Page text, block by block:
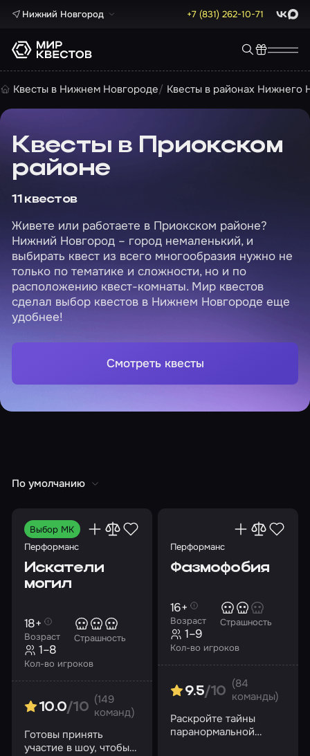
Нижний Новгород +7 (831) 262-10-71 Max
Квесты в Нижнем Новгороде Квесты в районах Нижнего
Квесты в Приокском
районе
11 квестов
Живете или работаете в Приокском районе?
Нижний Новгород – город немаленький, и
выбирать квест из всего многообразия нужно не
только по тематике и сложности, но и по
расположению квест-комнаты. Мир квестов
сделал выбор квестов в Нижнем Новгороде еще
удобнее!
Смотреть квесты
По умолчанию
Выбор МК
Перформанс
Искатели
могил
Возраст
18+
Страшность
Кол-во игроков
1–8
10.0/10
(149
команд)
Готовы принять
участие в шоу, чтобы
Перформанс
Фазмофобия
Возраст
16+
Страшность
Кол-во игроков
1–9
9.5/10
(84
команды)
Раскройте тайны
паранормальной